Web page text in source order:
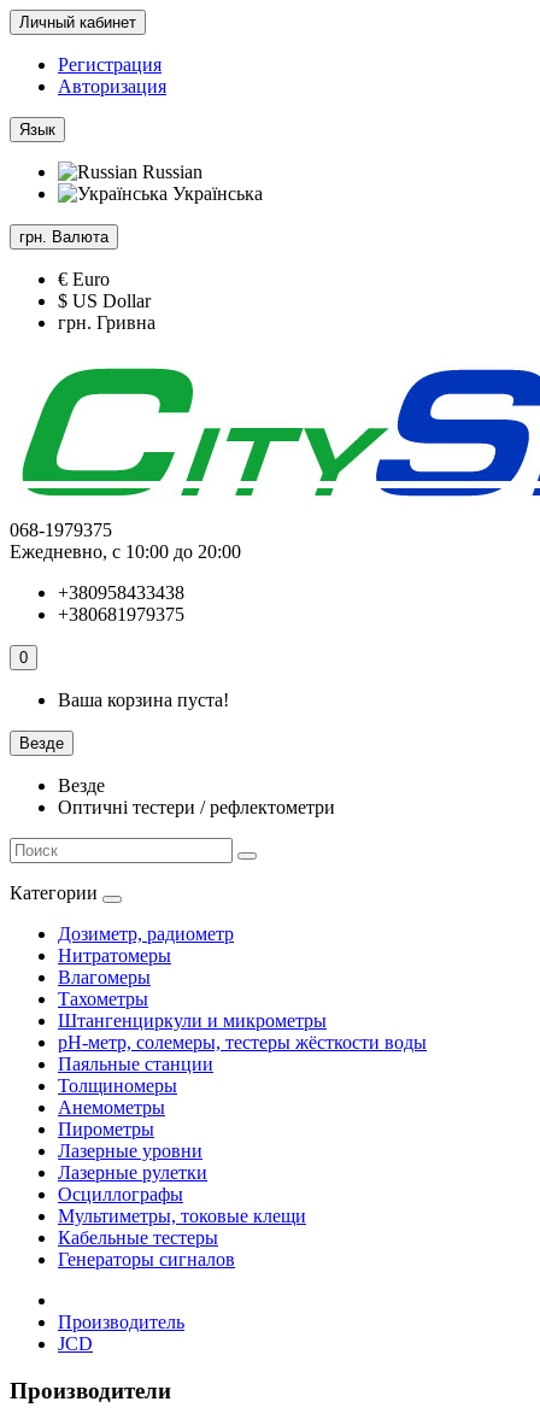
Личный кабинет
Регистрация
Авторизация
Язык
Russian
Українська
грн. Валюта
€ Euro
$ US Dollar
грн. Гривна
068-1979375
Ежедневно, с 10:00 до 20:00
+380958433438
+380681979375
0
Ваша корзина пуста!
Везде
Везде
Оптичні тестери / рефлектометри
Категории
Дозиметр, радиометр
Нитратомеры
Влагомеры
Тахометры
Штангенциркули и микрометры
pH-метр, солемеры, тестеры жёсткости воды
Паяльные станции
Толщиномеры
Анемометры
Пирометры
Лазерные уровни
Лазерные рулетки
Осциллографы
Мультиметры, токовые клещи
Кабельные тестеры
Генераторы сигналов
Производитель
JCD
Производители